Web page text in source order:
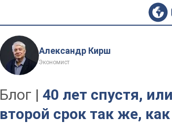
Александр Кирш
Экономист
Блог | 40 лет спустя,
второй срок так же,